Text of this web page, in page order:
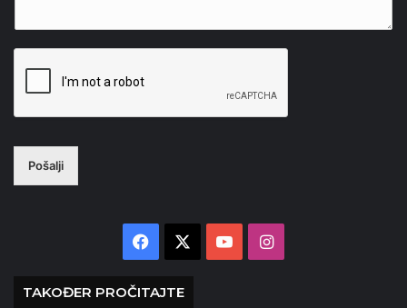
Pošalji
Facebook YouTubeInstagram
TAKOĐER PROČITAJTE